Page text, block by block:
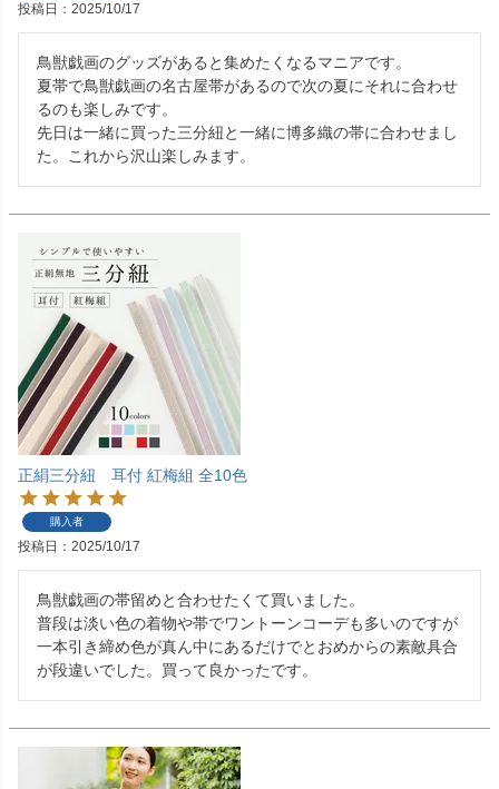
投稿日 2025/10/17
鳥獣戯画のグッズがあると集めたくなるマニアです。
夏帯で鳥獣戯画の名古屋帯があるので次の夏にそれに合わせ
るのも楽しみです。
先日は一緒に買った三分紐と一緒に博多織の帯に合わせまし
た。これから沢山楽しみます。
正絹三分紐 耳付 紅梅組 全10色
購入者
投稿日 2025/10/17
鳥獣戯画の帯留めと合わせたくて買いました。
普段は淡い色の着物や帯でワントーンコーデも多いのですが
一本引き締め色が真ん中にあるだけでとおめからの素敵具合
が段違いでした。買って良かったです。